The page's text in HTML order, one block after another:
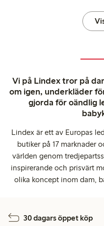
Vi på Lindex tror på
om igen, underkläder
gjorda för oändlig
Lindex är ett av Europas
butiker på 17 marknader
världen genom
inspirerande och prisvärt
olika koncept inom dam,
30 dagars öppet köp